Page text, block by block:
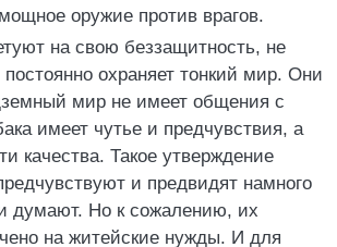
оружие против врагов.
на свою беззащитность, не
охраняет тонкий мир. Они
мир не имеет общения с
имеет чутье и предчувствия, а
качества. Такое утверждение
и предвидят намного
думают. Но к сожалению, их
на житейские нужды. И для